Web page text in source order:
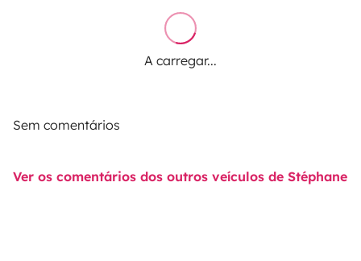
A carregar...
Sem comentários
Ver os comentários dos outros veículos de Stéphane